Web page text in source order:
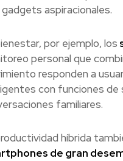
aspiracionales.
por ejemplo, los
personal que
responden a
con funciones de
familiares.
híbrida
de gran